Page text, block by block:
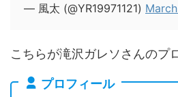
— 風太 (@YR19971121)
こちらが滝沢ガレソさんのプ
プロフィール